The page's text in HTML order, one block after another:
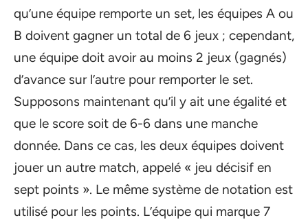
qu’une équipe remporte un set, les équipes A ou
B doivent gagner un total de 6 jeux ; cependant,
une équipe doit avoir au moins 2 jeux (gagnés)
d’avance sur l’autre pour remporter le set.
Supposons maintenant qu’il y ait une égalité et
que le score soit de 6-6 dans une manche
donnée. Dans ce cas, les deux équipes doivent
jouer un autre match, appelé « jeu décisif en
sept points ». Le même système de notation est
utilisé pour les points. L’équipe qui marque 7